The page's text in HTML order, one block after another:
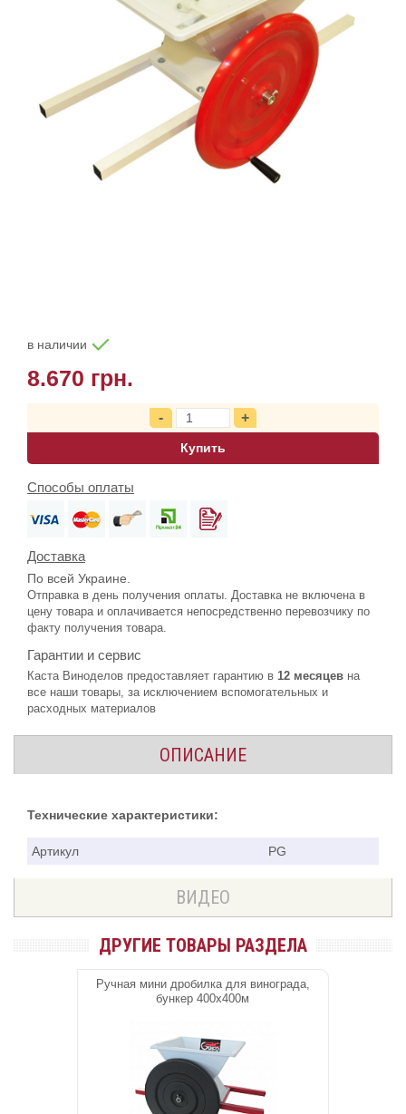
в наличии
8.670 грн.
Купить
Способы оплаты
Доставка
По всей Украине.
Отправка в день получения оплаты. Доставка не включена в
цену товара и оплачивается непосредственно перевозчику по
факту получения товара.
Гарантии и сервис
Каста Виноделов предоставляет гарантию в 12 месяцев на
все наши товары, за исключением вспомогательных и
расходных материалов
ОПИСАНИЕ
Технические характеристики:
Артикул PG
ВИДЕО
ДРУГИЕ ТОВАРЫ РАЗДЕЛА
Ручная мини дробилка для винограда,
бункер 400х400м